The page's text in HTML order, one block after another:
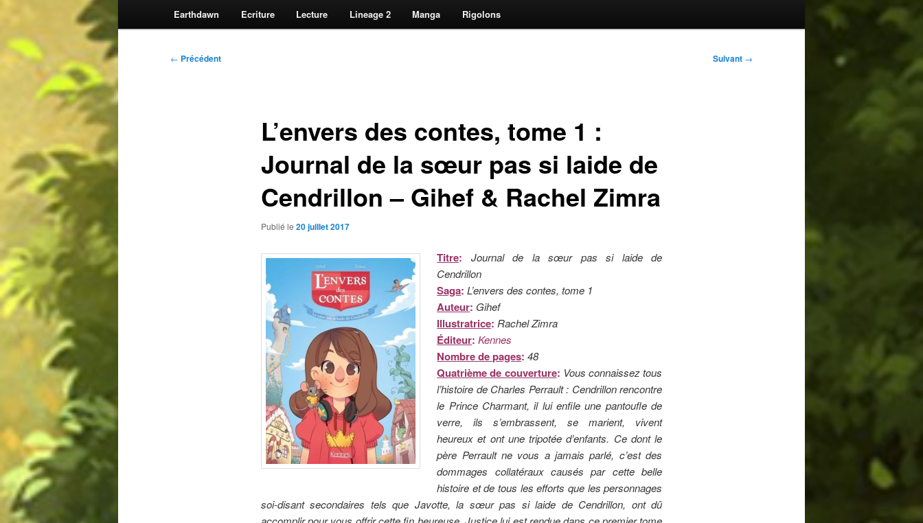
Earthdawn Ecriture Lecture Lineage 2 Manga Rigolons
Navigation
← Précédent Suivant →
L’envers des contes, tome 1 :
Journal de la sœur pas si laide de
Cendrillon – Gihef & Rachel Zimra
Publié le 20 juillet 2017
Titre:
Journal de la sœur pas si laide de
Cendrillon
Saga: L’envers des contes, tome 1
Auteur: Gihef
Illustratrice:Rachel Zimra
Éditeur: Kennes
Nombre de pages: 48
Quatrième de couverture: Vous connaissez tous
l’histoire de Charles Perrault : Cendrillon rencontre
le Prince Charmant, il lui enfile une pantoufle de
verre, ils s’embrassent, se marient, vivent
heureux et ont une tripotée d’enfants. Ce dont le
père Perrault ne vous a jamais parlé, c’est des
dommages collatéraux causés par cette belle
histoire et de tous les efforts que les personnages
soi-disant secondaires tels que Javotte, la sœur pas si laide de Cendrillon, ont dû